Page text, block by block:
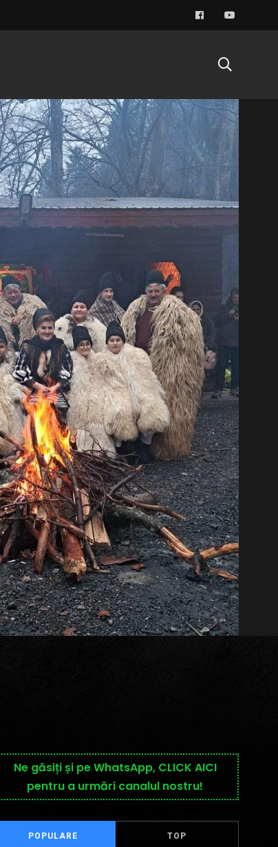
Ne găsiți și pe WhatsApp, CLICK AICI
pentru a urmări canalul nostru!
POPULARE TOP